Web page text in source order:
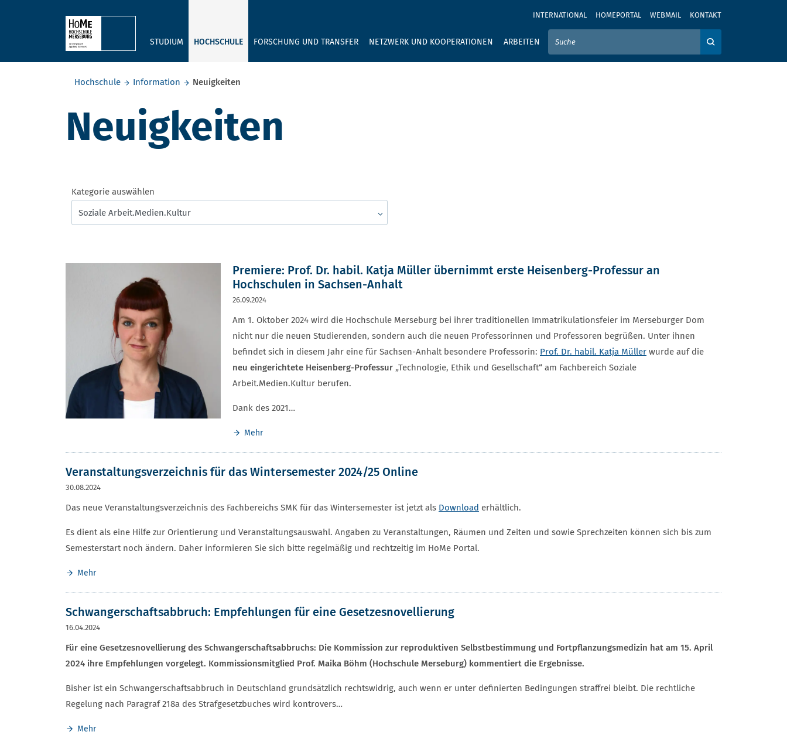
INTERNATIONAL HOMEPORTAL WEBMAIL KONTAKT
STUDIUM HOCHSCHULE FORSCHUNG UND TRANSFER NETZWERK UND KOOPERATIONEN ARBEITEN
GEBEN SIE HIER IHREN SUCHBEGRIFF EIN
Hochschule
Information Neuigkeiten
Neuigkeiten
Kategorie auswählen
Soziale Arbeit.Medien.Kultur
Premiere: Prof. Dr. habil. Katja Müller übernimmt erste Heisenberg-Professur an
Hochschulen in Sachsen-Anhalt
26.09.2024
Am 1. Oktober 2024 wird die Hochschule Merseburg bei ihrer traditionellen Immatrikulationsfeier im Merseburger Dom
nicht nur die neuen Studierenden, sondern auch die neuen Professorinnen und Professoren begrüßen. Unter ihnen
befindet sich in diesem Jahr eine für Sachsen-Anhalt besondere Professorin: Prof. Dr. habil. Katja Müller wurde auf die
neu eingerichtete Heisenberg-Professur „Technologie, Ethik und Gesellschaft“ am Fachbereich Soziale
Arbeit.Medien.Kultur berufen.
Dank des 2021…
Mehr
Veranstaltungsverzeichnis für das Wintersemester 2024/25 Online
30.08.2024
Das neue Veranstaltungsverzeichnis des Fachbereichs SMK für das Wintersemester ist jetzt als Download erhältlich.
Es dient als eine Hilfe zur Orientierung und Veranstaltungsauswahl. Angaben zu Veranstaltungen, Räumen und Zeiten und sowie Sprechzeiten können sich bis zum
Semesterstart noch ändern. Daher informieren Sie sich bitte regelmäßig und rechtzeitig im HoMe Portal.
Mehr
Schwangerschaftsabbruch: Empfehlungen für eine Gesetzesnovellierung
16.04.2024
Für eine Gesetzesnovellierung des Schwangerschaftsabbruchs: Die Kommission zur reproduktiven Selbstbestimmung und Fortpflanzungsmedizin hat am 15. April
2024 ihre Empfehlungen vorgelegt. Kommissionsmitglied Prof. Maika Böhm (Hochschule Merseburg) kommentiert die Ergebnisse.
Bisher ist ein Schwangerschaftsabbruch in Deutschland grundsätzlich rechtswidrig, auch wenn er unter definierten Bedingungen straffrei bleibt. Die rechtliche
Regelung nach Paragraf 218a des Strafgesetzbuches wird kontrovers…
Mehr